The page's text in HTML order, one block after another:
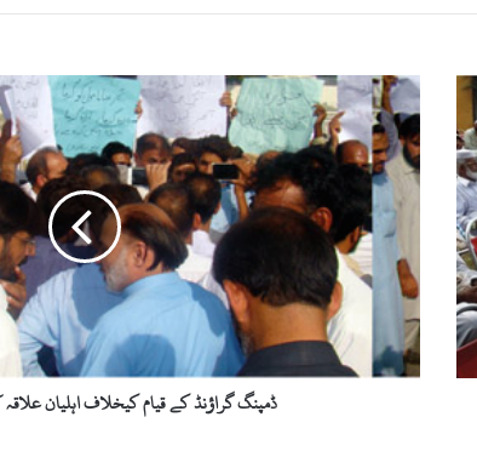
ڈ
م
پ
ن
گ
ؤ
ن
ڈ
ک
ڈمپنگ گراؤنڈ کے قیام کیخلاف اہلیان علاقہ